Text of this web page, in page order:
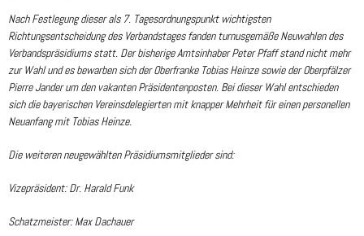
Nach Festlegung dieser als 7. Tagesordnungspunkt wichtigsten
Richtungsentscheidung des Verbandstages fanden turnusgemäße Neuwahlen des
Verbandspräsidiums statt. Der bisherige Amtsinhaber Peter Pfaff stand nicht mehr
zur Wahl und es bewarben sich der Oberfranke Tobias Heinze sowie der Oberpfälzer
Pierre Jander um den vakanten Präsidentenposten. Bei dieser Wahl entschieden
sich die bayerischen Vereinsdelegierten mit knapper Mehrheit für einen personellen
Neuanfang mit Tobias Heinze.
Die weiteren neugewählten Präsidiumsmitglieder sind:
Vizepräsident: Dr. Harald Funk
Schatzmeister: Max Dachauer